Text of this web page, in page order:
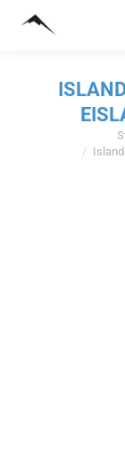
Sie befinden sich